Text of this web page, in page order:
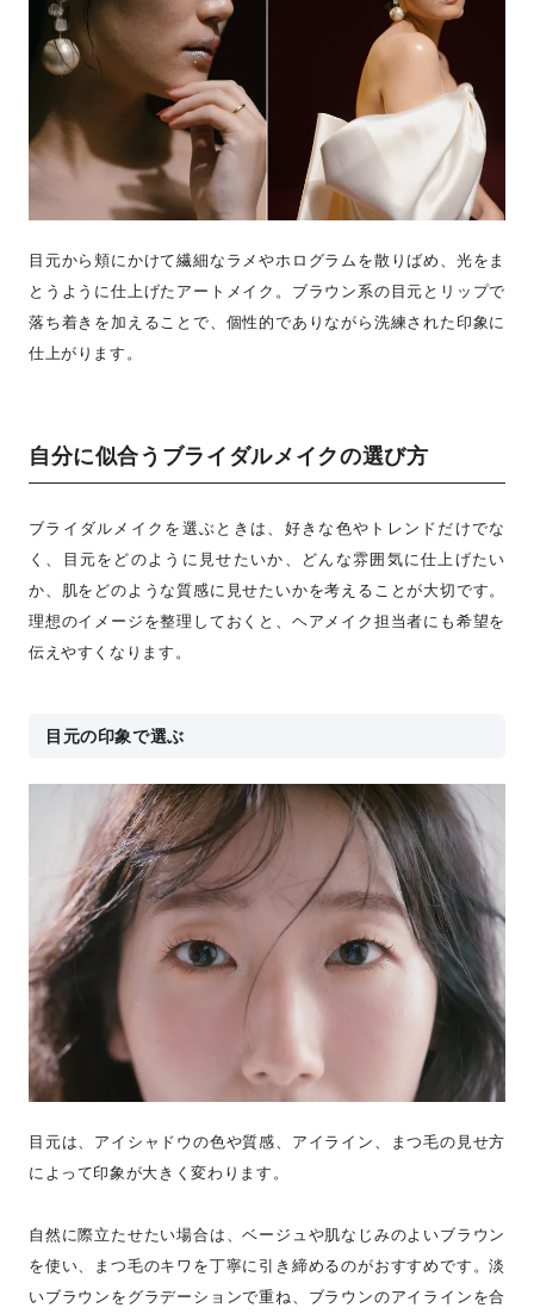
目元から頬にかけて繊細なラメやホログラムを散りばめ、光をま
とうように仕上げたアートメイク。ブラウン系の目元とリップで
落ち着きを加えることで、個性的でありながら洗練された印象に
仕上がります。
自分に似合うブライダルメイクの選び方
ブライダルメイクを選ぶときは、好きな色やトレンドだけでな
く、目元をどのように見せたいか、どんな雰囲気に仕上げたい
か、肌をどのような質感に見せたいかを考えることが大切です。
理想のイメージを整理しておくと、ヘアメイク担当者にも希望を
伝えやすくなります。
目元の印象で選ぶ
目元は、アイシャドウの色や質感、アイライン、まつ毛の見せ方
によって印象が大きく変わります。
自然に際立たせたい場合は、ベージュや肌なじみのよいブラウン
を使い、まつ毛のキワを丁寧に引き締めるのがおすすめです。淡
いブラウンをグラデーションで重ね、ブラウンのアイラインを合